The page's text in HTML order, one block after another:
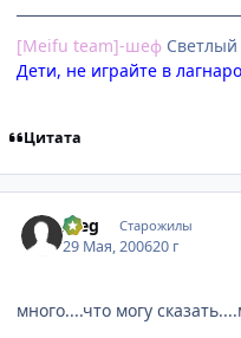
[Meifu team]-шеф
Дети, не играйте в
Цитата
Aleg Старожилы
29 Мая, 200620 г
много....что могу